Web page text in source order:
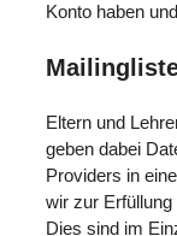
Konto haben
Eltern und
geben dabei
Providers in
wir zur Erfüllung
Dies sind im